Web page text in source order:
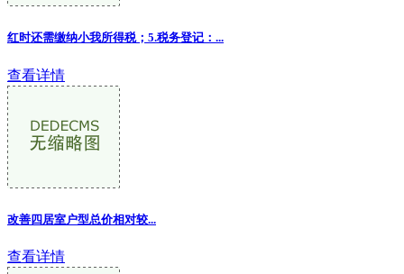
红时还需缴纳小我所得税；5.税务登记： ...
查看详情
改善四居室户型总价相对较...
查看详情